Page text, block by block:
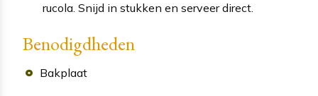
rucola. Snijd in stukken en serveer direct.
Benodigdheden
Bakplaat